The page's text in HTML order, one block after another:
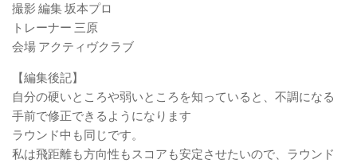
撮影 編集 坂本プロ
トレーナー 三原
会場 アクティヴクラブ
【編集後記】
自分の硬いところや弱いところを知っていると、不調になる
手前で修正できるようになります
ラウンド中も同じです。
私は飛距離も方向性もスコアも安定させたいので、ラウンド